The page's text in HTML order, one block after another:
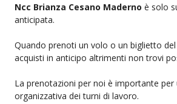
Ncc Brianza Cesano Maderno è solo
anticipata.
Quando prenoti un volo o un biglietto
acquisti in anticipo altrimenti non trovi
La prenotazioni per noi è importante per
organizzativa dei turni di lavoro.